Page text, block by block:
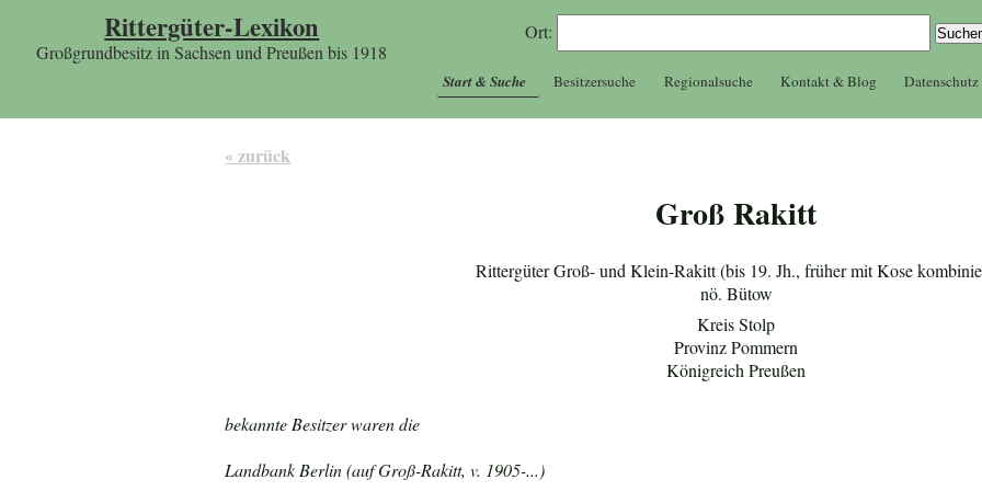
Rittergüter-Lexikon
Großgrundbesitz in Sachsen und Preußen bis 1918
Ort:
Start & Suche Besitzersuche Regionalsuche Kontakt & Blog Datenschutz
« zurück
Groß Rakitt
Rittergüter Groß- und Klein-Rakitt (bis 19. Jh., früher mit Kose
nö. Bütow
Kreis Stolp
Provinz Pommern
Königreich Preußen
bekannte Besitzer waren die
Landbank Berlin (auf Groß-Rakitt, v. 1905-...)